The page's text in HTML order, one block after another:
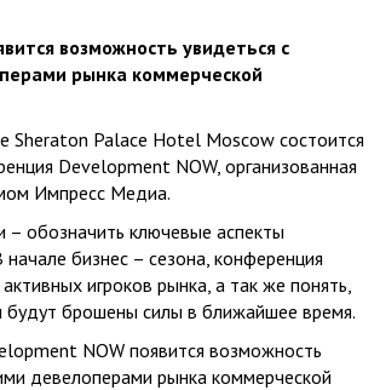
возможность увидеться с
рынка коммерческой
Sheraton Palace Hotel Moscow состоится
Development NOW, организованная
Импресс Медиа.
– обозначить ключевые аспекты
начале бизнес – сезона, конференция
игроков рынка, а так же понять,
будут брошены силы в ближайшее время.
NOW появится возможность
девелоперами рынка коммерческой